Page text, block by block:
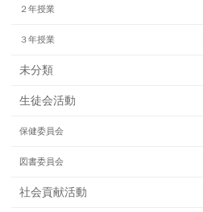
２年授業
３年授業
未分類
生徒会活動
保健委員会
図書委員会
社会貢献活動